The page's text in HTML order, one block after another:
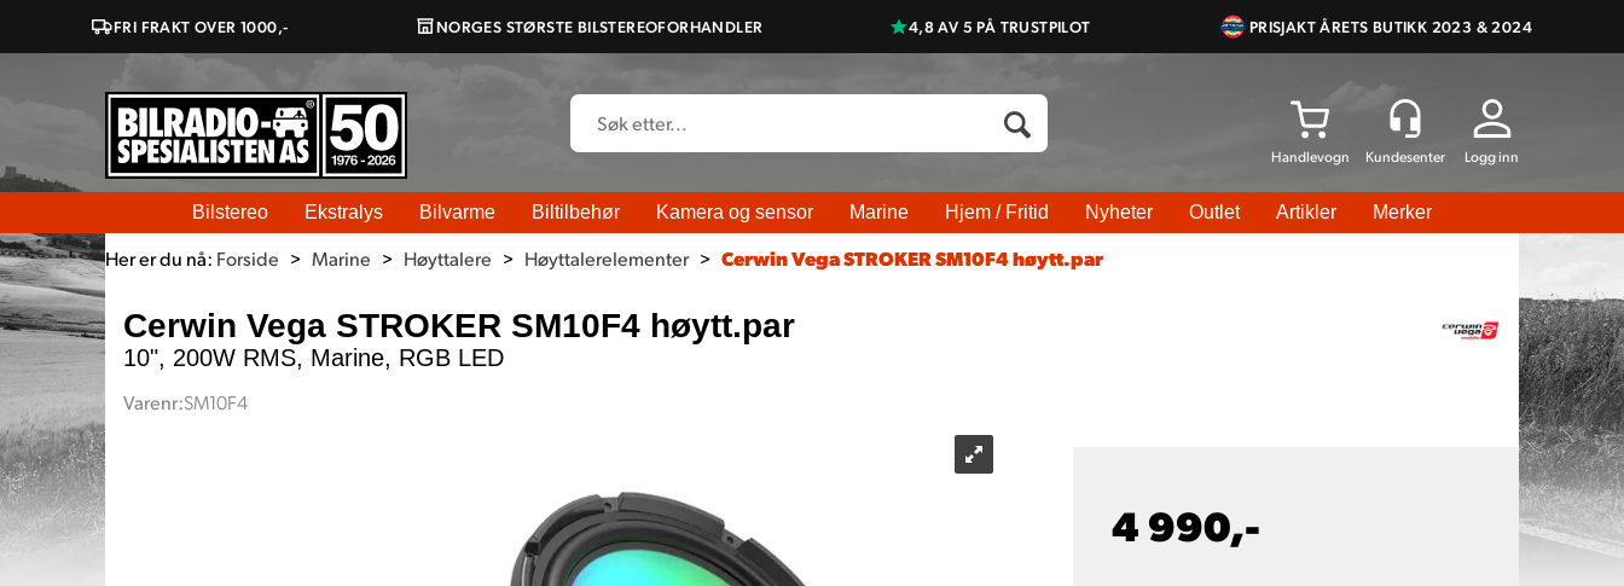
FRI FRAKT OVER 1000,- NORGES STØRSTE BILSTEREOFORHANDLER 4,8 AV 5 PÅ TRUSTPILOT PRISJAKT ÅRETS BUTIKK 2023 & 2024
Logg inn
Bilstereo Ekstralys Bilvarme Biltilbehør Kamera og sensor Marine Hjem / Fritid Nyheter Outlet Artikler Merker
Her er du nå: Forside > Marine > Høyttalere > Høyttalerelementer > Cerwin Vega STROKER SM10F4 høytt.par
Cerwin Vega STROKER SM10F4 høytt.par
10", 200W RMS, Marine, RGB LED
Varenr:SM10F4
4 990,-